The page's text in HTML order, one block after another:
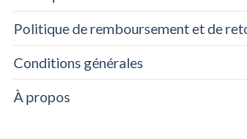
Politique de remboursement et de
Conditions générales
À propos